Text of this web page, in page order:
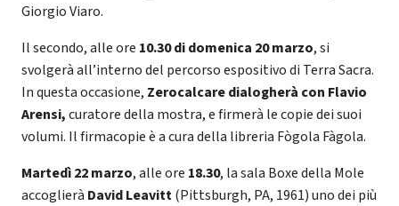
Giorgio Viaro.
Il secondo, alle ore 10.30 di domenica 20 marzo, si
svolgerà all’interno del percorso espositivo di Terra Sacra.
In questa occasione, Zerocalcare dialogherà con Flavio
Arensi,curatore della mostra, e firmerà le copie dei suoi
volumi. Il firmacopie è a cura della libreria Fògola Fàgola.
Martedì 22 marzo, alle ore 18.30, la sala Boxe della Mole
accoglierà David Leavitt(Pittsburgh, PA, 1961) uno dei più